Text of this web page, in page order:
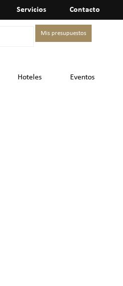
Servicios Contacto
Mis presupuestos
Hoteles Eventos